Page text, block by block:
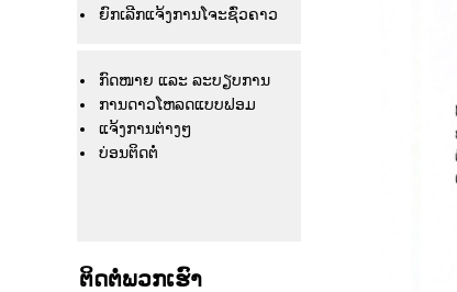
ຍົກເລີກແຈ້ງການໂຈະຊົ່ວຄາວ
ກົດໜາຍ ແລະ ລະບຽບການ
ການດາວໂຫລດແບບຟອມ
ແຈ້ງ​ການ​ຕ່າງໆ
ບ່ອນຕິດຕໍ່
ຕິດຕໍ່ພວກເຮົາ